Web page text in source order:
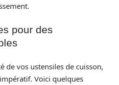
pour des
de vos ustensiles de cuisson,
Voici quelques